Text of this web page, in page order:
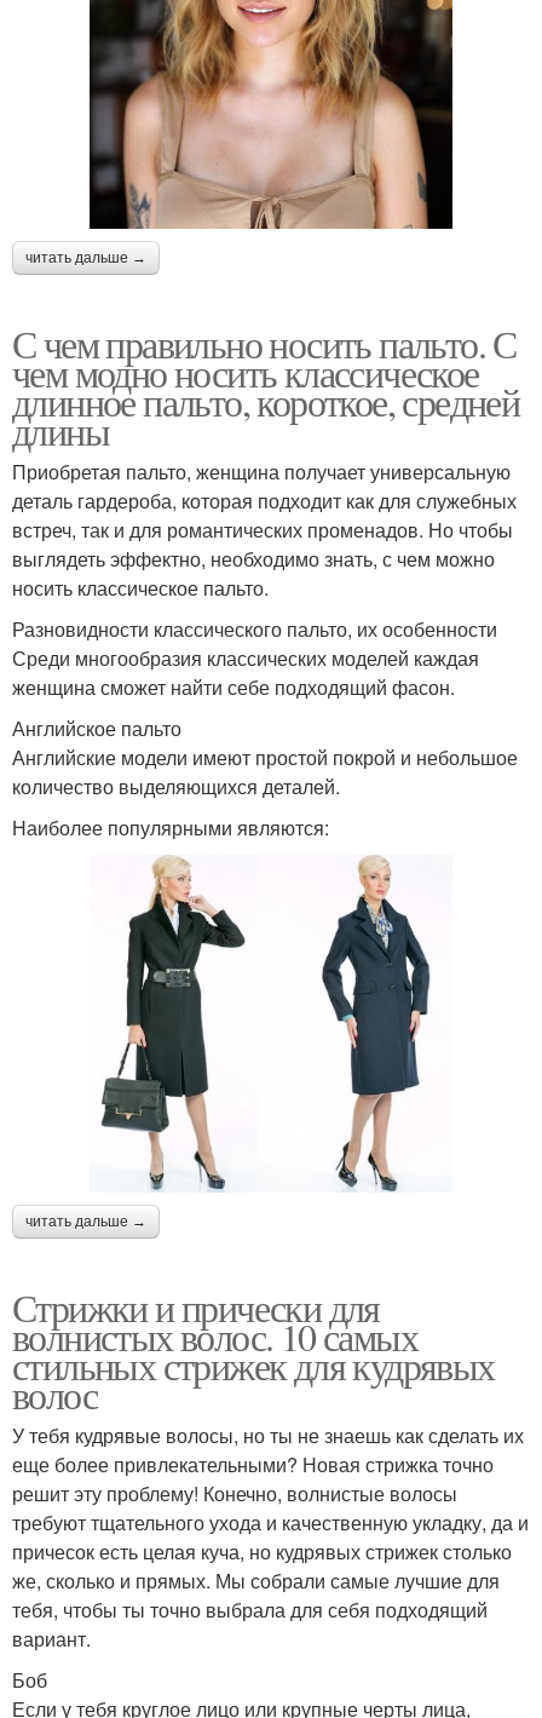
читать дальше →
С чем правильно носить пальто. С
чем модно носить классическое
длинное пальто, короткое, средней
длины
Приобретая пальто, женщина получает универсальную
деталь гардероба, которая подходит как для служебных
встреч, так и для романтических променадов. Но чтобы
выглядеть эффектно, необходимо знать, с чем можно
носить классическое пальто.
Разновидности классического пальто, их особенности
Среди многообразия классических моделей каждая
женщина сможет найти себе подходящий фасон.
Английское пальто
Английские модели имеют простой покрой и небольшое
количество выделяющихся деталей.
Наиболее популярными являются:
читать дальше →
Стрижки и прически для
волнистых волос. 10 самых
стильных стрижек для кудрявых
волос
У тебя кудрявые волосы, но ты не знаешь как сделать их
еще более привлекательными? Новая стрижка точно
решит эту проблему! Конечно, волнистые волосы
требуют тщательного ухода и качественную укладку, да и
причесок есть целая куча, но кудрявых стрижек столько
же, сколько и прямых. Мы собрали самые лучшие для
тебя, чтобы ты точно выбрала для себя подходящий
вариант.
Боб
Если у тебя круглое лицо или крупные черты лица,